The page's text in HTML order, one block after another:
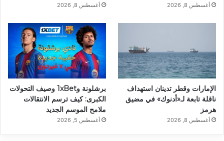
أغسطس 8, 2026 أغسطس 8, 2026
الإمارات وقطر تدينان استهداف
ناقلة تابعة لـ«أدنوك» في مضيق
هرمز
أغسطس 8, 2026
برشلونة و1xBet وصيف التحولات
الكبرى: كيف ترسم الانتقالات
ملامح الموسم الجديد
أغسطس 5, 2026